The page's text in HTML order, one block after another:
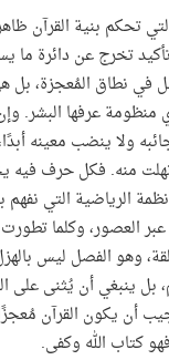
تحكم بنية القرآن
تخرج عن دائرة ما
في نطاق المُعجزة،
منظومة عرفها البشر.
ولا ينضب معينه
منه. فكل حرف فيه
الرياضية التي
العصور، وكلما
وهو الفصل ليس
بل ينبغي أن يُثنى على
أن يكون القرآن
كتاب الله وكفى.